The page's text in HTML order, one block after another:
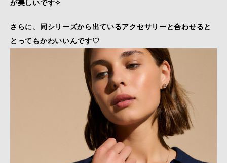
が美しいです✧
さらに、同シリーズから出ているアクセサリーと合わせると
とってもかわいいんです♡